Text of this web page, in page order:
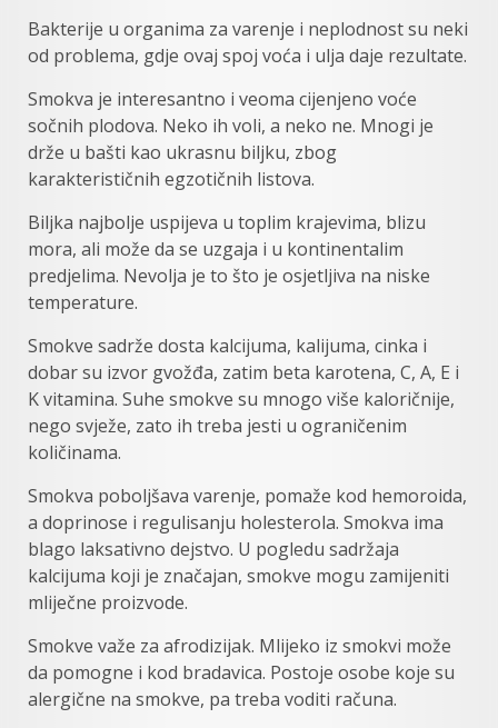
Bakterije u organima za varenje i neplodnost su neki
od problema, gdje ovaj spoj voća i ulja daje rezultate.
Smokva je interesantno i veoma cijenjeno voće
sočnih plodova. Neko ih voli, a neko ne. Mnogi je
drže u bašti kao ukrasnu biljku, zbog
karakterističnih egzotičnih listova.
Biljka najbolje uspijeva u toplim krajevima, blizu
mora, ali može da se uzgaja i u kontinentalim
predjelima. Nevolja je to što je osjetljiva na niske
temperature.
Smokve sadrže dosta kalcijuma, kalijuma, cinka i
dobar su izvor gvožđa, zatim beta karotena, C, A, E i
K vitamina. Suhe smokve su mnogo više kaloričnije,
nego svježe, zato ih treba jesti u ograničenim
količinama.
Smokva poboljšava varenje, pomaže kod hemoroida,
a doprinose i regulisanju holesterola. Smokva ima
blago laksativno dejstvo. U pogledu sadržaja
kalcijuma koji je značajan, smokve mogu zamijeniti
mliječne proizvode.
Smokve važe za afrodizijak. Mlijeko iz smokvi može
da pomogne i kod bradavica. Postoje osobe koje su
alergične na smokve, pa treba voditi računa.